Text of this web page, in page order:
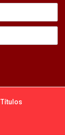
Títulos